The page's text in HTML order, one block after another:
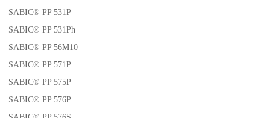
SABIC® PP 531P
SABIC® PP 531Ph
SABIC® PP 56M10
SABIC® PP 571P
SABIC® PP 575P
SABIC® PP 576P